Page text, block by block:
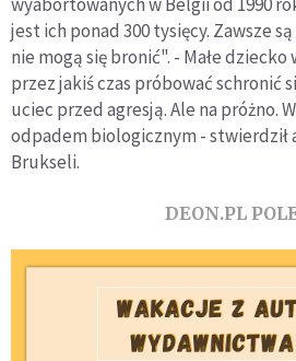
jest ich ponad 300 tysięcy. Zawsze
nie mogą się bronić". - Małe dziecko
przez jakiś czas próbować schronić
uciec przed agresją. Ale na próżno.
odpadem biologicznym - stwierdził
Brukseli.
DEON.PL